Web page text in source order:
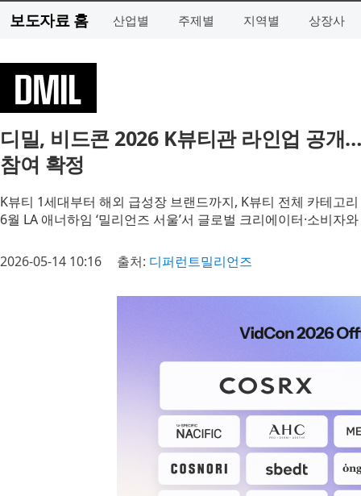
보도자료 홈 산업별 주제별 지역별 상장사
디밀, 비드콘 2026 K뷰티관 라인업 공개
참여 확정
K뷰티 1세대부터 해외 급성장 브랜드까지, K뷰티 전체 카테고
6월 LA 애너하임 ‘밀리언즈 서울’서 글로벌 크리에이터·소비자
2026-05-14 10:16 출처: 디퍼런트밀리언즈